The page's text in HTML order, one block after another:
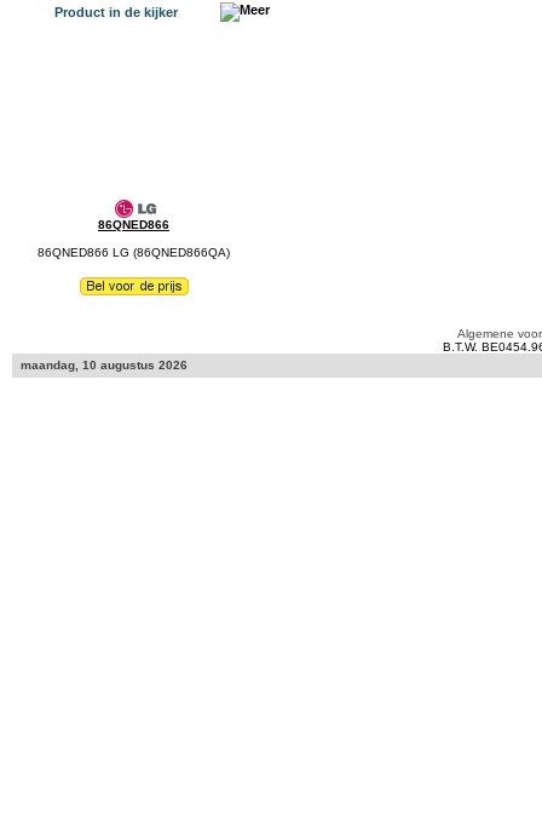
Product in de kijker
86QNED866
86QNED866 LG (86QNED866QA)
Algemene
B.T.W.
maandag, 10 augustus 2026